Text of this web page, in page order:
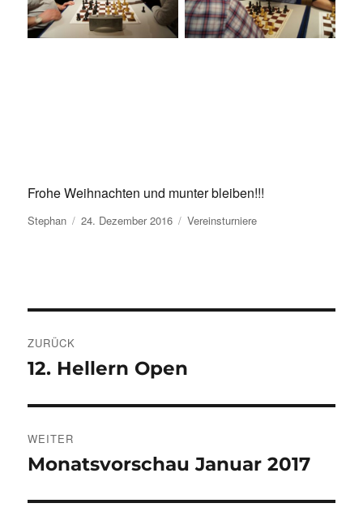
Frohe Weihnachten und munter bleiben!!!
Autor
Stephan Veröffentlicht
am
24. Dezember 2016 Kategorien
Vereinsturniere
ZURÜCK
Vorheriger
12. Hellern Open
WEITER
Nächster
Monatsvorschau Januar 2017